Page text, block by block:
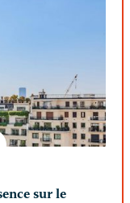
sur le